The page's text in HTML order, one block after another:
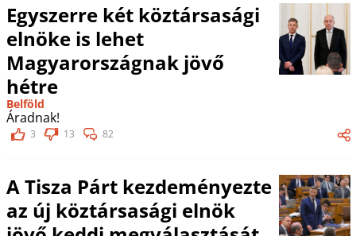
Egyszerre két köztársasági
elnöke is lehet
Magyarországnak jövő
hétre
Belföld
Áradnak!
3 13 82
A Tisza Párt kezdeményezte
az új köztársasági elnök